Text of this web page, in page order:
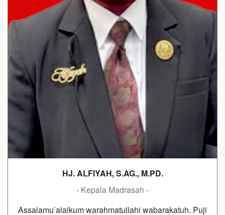
HJ. ALFIYAH, S.AG., M.PD.
- Kepala Madrasah -
Assalamu’alaikum warahmatullahi wabarakatuh. Puji